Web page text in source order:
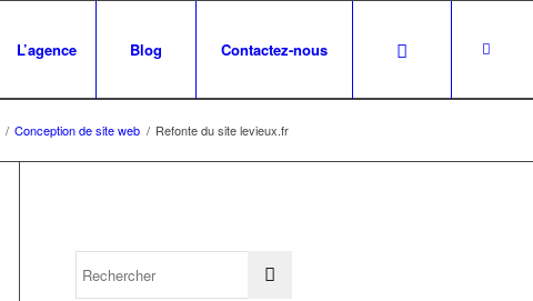
L’agence Blog Contactez-nous
/ Conception de site web / Refonte du site levieux.fr